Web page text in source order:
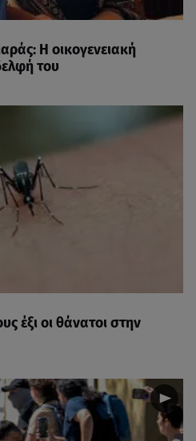
Η οικογενειακή
του
έξι οι θάνατοι στην